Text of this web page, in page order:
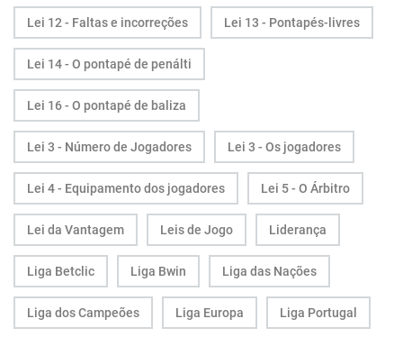
Lei 12 - Faltas e incorreções Lei 13 - Pontapés-livres
Lei 14 - O pontapé de penálti
Lei 16 - O pontapé de baliza
Lei 3 - Número de Jogadores Lei 3 - Os jogadores
Lei 4 - Equipamento dos jogadores Lei 5 - O Árbitro
Lei da Vantagem Leis de Jogo Liderança
Liga Betclic Liga Bwin Liga das Nações
Liga dos Campeões Liga Europa Liga Portugal